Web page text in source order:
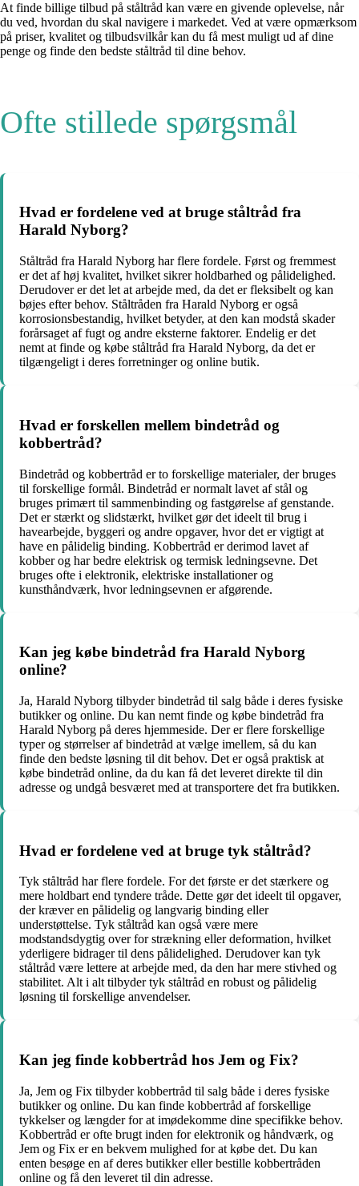
At finde billige tilbud på ståltråd kan være en givende oplevelse, når
du ved, hvordan du skal navigere i markedet. Ved at være opmærksom
på priser, kvalitet og tilbudsvilkår kan du få mest muligt ud af dine
penge og finde den bedste ståltråd til dine behov.
Ofte stillede spørgsmål
Hvad er fordelene ved at bruge ståltråd fra
Harald Nyborg?
Ståltråd fra Harald Nyborg har flere fordele. Først og fremmest
er det af høj kvalitet, hvilket sikrer holdbarhed og pålidelighed.
Derudover er det let at arbejde med, da det er fleksibelt og kan
bøjes efter behov. Ståltråden fra Harald Nyborg er også
korrosionsbestandig, hvilket betyder, at den kan modstå skader
forårsaget af fugt og andre eksterne faktorer. Endelig er det
nemt at finde og købe ståltråd fra Harald Nyborg, da det er
tilgængeligt i deres forretninger og online butik.
Hvad er forskellen mellem bindetråd og
kobbertråd?
Bindetråd og kobbertråd er to forskellige materialer, der bruges
til forskellige formål. Bindetråd er normalt lavet af stål og
bruges primært til sammenbinding og fastgørelse af genstande.
Det er stærkt og slidstærkt, hvilket gør det ideelt til brug i
havearbejde, byggeri og andre opgaver, hvor det er vigtigt at
have en pålidelig binding. Kobbertråd er derimod lavet af
kobber og har bedre elektrisk og termisk ledningsevne. Det
bruges ofte i elektronik, elektriske installationer og
kunsthåndværk, hvor ledningsevnen er afgørende.
Kan jeg købe bindetråd fra Harald Nyborg
online?
Ja, Harald Nyborg tilbyder bindetråd til salg både i deres fysiske
butikker og online. Du kan nemt finde og købe bindetråd fra
Harald Nyborg på deres hjemmeside. Der er flere forskellige
typer og størrelser af bindetråd at vælge imellem, så du kan
finde den bedste løsning til dit behov. Det er også praktisk at
købe bindetråd online, da du kan få det leveret direkte til din
adresse og undgå besværet med at transportere det fra butikken.
Hvad er fordelene ved at bruge tyk ståltråd?
Tyk ståltråd har flere fordele. For det første er det stærkere og
mere holdbart end tyndere tråde. Dette gør det ideelt til opgaver,
der kræver en pålidelig og langvarig binding eller
understøttelse. Tyk ståltråd kan også være mere
modstandsdygtig over for strækning eller deformation, hvilket
yderligere bidrager til dens pålidelighed. Derudover kan tyk
ståltråd være lettere at arbejde med, da den har mere stivhed og
stabilitet. Alt i alt tilbyder tyk ståltråd en robust og pålidelig
løsning til forskellige anvendelser.
Kan jeg finde kobbertråd hos Jem og Fix?
Ja, Jem og Fix tilbyder kobbertråd til salg både i deres fysiske
butikker og online. Du kan finde kobbertråd af forskellige
tykkelser og længder for at imødekomme dine specifikke behov.
Kobbertråd er ofte brugt inden for elektronik og håndværk, og
Jem og Fix er en bekvem mulighed for at købe det. Du kan
enten besøge en af deres butikker eller bestille kobbertråden
online og få den leveret til din adresse.